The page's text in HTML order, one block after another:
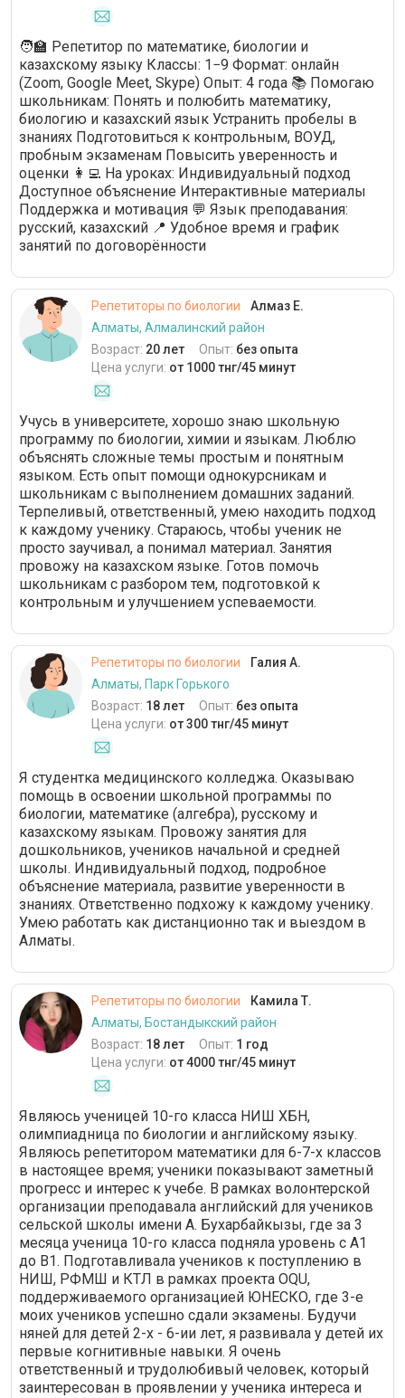
🧑‍🏫 Репетитор по математике, биологии и
казахскому языку Классы: 1−9 Формат: онлайн
(Zoom, Google Meet, Skype) Опыт: 4 года 📚 Помогаю
школьникам: Понять и полюбить математику,
биологию и казахский язык Устранить пробелы в
знаниях Подготовиться к контрольным, ВОУД,
пробным экзаменам Повысить уверенность и
оценки 👩‍💻 На уроках: Индивидуальный подход
Доступное объяснение Интерактивные материалы
Поддержка и мотивация 💬 Язык преподавания:
русский, казахский 📍 Удобное время и график
занятий по договорённости
Репетиторы по биологии
Алмаз Е.
Алматы, Алмалинский район
Возраст: 20 лет Опыт: без опыта
Цена услуги: от 1000 тнг/45 минут
Учусь в университете, хорошо знаю школьную
программу по биологии, химии и языкам. Люблю
объяснять сложные темы простым и понятным
языком. Есть опыт помощи однокурсникам и
школьникам с выполнением домашних заданий.
Терпеливый, ответственный, умею находить подход
к каждому ученику. Стараюсь, чтобы ученик не
просто заучивал, а понимал материал. Занятия
провожу на казахском языке. Готов помочь
школьникам с разбором тем, подготовкой к
контрольным и улучшением успеваемости.
Репетиторы по биологии
Галия А.
Алматы, Парк Горького
Возраст: 18 лет Опыт: без опыта
Цена услуги: от 300 тнг/45 минут
Я студентка медицинского колледжа. Оказываю
помощь в освоении школьной программы по
биологии, математике (алгебра), русскому и
казахскому языкам. Провожу занятия для
дошкольников, учеников начальной и средней
школы. Индивидуальный подход, подробное
объяснение материала, развитие уверенности в
знаниях. Ответственно подхожу к каждому ученику.
Умею работать как дистанционно так и выездом в
Алматы.
Репетиторы по биологии
Камила Т.
Алматы, Бостандыкский район
Возраст: 18 лет Опыт: 1 год
Цена услуги: от 4000 тнг/45 минут
Являюсь ученицей 10-го класса НИШ ХБН,
олимпиадница по биологии и английскому языку.
Являюсь репетитором математики для 6-7-х классов
в настоящее время; ученики показывают заметный
прогресс и интерес к учебе. В рамках волонтерской
организации преподавала английский для учеников
сельской школы имени А. Бухарбайкызы, где за 3
месяца ученица 10-го класса подняла уровень с А1
до B1. Подготавливала учеников к поступлению в
НИШ, РФМШ и КТЛ в рамках проекта OQU,
поддерживаемого организацией ЮНЕСКО, где 3-е
моих учеников успешно сдали экзамены. Будучи
няней для детей 2-х - 6-ии лет, я развивала у детей их
первые когнитивные навыки. Я очень
ответственный и трудолюбивый человек, который
заинтересован в проявлении у ученика интереса и